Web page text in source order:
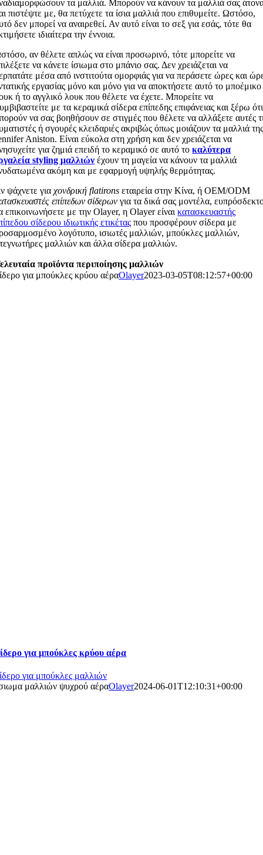
τα μαλλιά. Μπορούν να κάνουν τα μαλλιά σας
πιστέψτε με, θα πετύχετε τα ίσια μαλλιά που επιθυμείτε. Ωστόσο,
δεν μπορεί να αναιρεθεί. Αν αυτό είναι το σεξ για εσάς, τότε θα
ιδιαίτερα την έννοια.
αν θέλετε απλώς να είναι προσωρινό, τότε μπορείτε να
να κάνετε ίσιωμα στο μπάνιο σας. Δεν χρειάζεται να
μέσα από ινστιτούτα ομορφιάς για να περάσετε ώρες και
εργασίας μόνο και μόνο για να αποκτήσετε αυτό το μποέμικο
ή το αγγλικό λουκ που θέλετε να έχετε. Μπορείτε να
με τα κεραμικά σίδερα επίπεδης επιφάνειας και ξέρω ότι
να σας βοηθήσουν σε στιγμές που θέλετε να αλλάξετε αυτές
ή σγουρές κλειδαριές ακριβώς όπως μοιάζουν τα μαλλιά
Aniston. Είναι εύκολα στη χρήση και δεν χρειάζεται να
για ζημιά επειδή το κεραμικό σε αυτό τοκαλύτερα
styling μαλλιών έχουν τη μαγεία να κάνουν τα μαλλιά
ακόμη και με εφαρμογή υψηλής θερμότητας.
ψάχνετε γιαχονδρική flatirons εταιρεία στην Κίνα, ή OEM/ODM
επίπεδων σίδερων για τα δικά σας μοντέλα,
επικοινωνήσετε με την Olayer, η Olayer είναικατασκευαστής
σίδερου ιδιωτικής ετικέτας που προσφέρουν σίδερα με
λογότυπο, ισιωτές μαλλιών, μπούκλες μαλλιών,
μαλλιών και άλλα σίδερα μαλλιών.
προϊόντα περιποίησης μαλλιών
για μπούκλες κρύου αέραOlayer2023-03-05T08:12:57+00:00
για μπούκλες κρύου αέρα
για μπούκλες μαλλιών
μαλλιών ψυχρού αέραOlayer2024-06-01T12:10:31+00:00